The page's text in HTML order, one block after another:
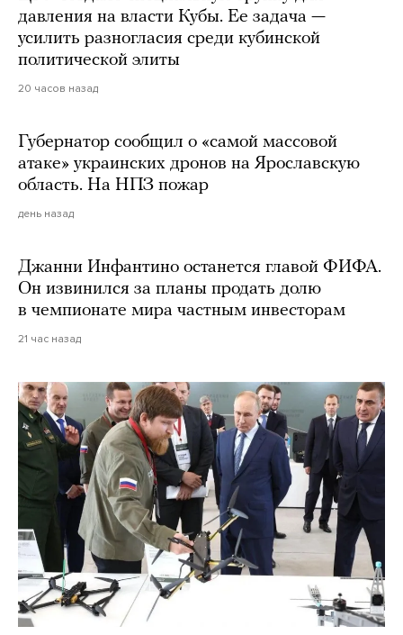
давления на власти Кубы. Ее задача —
усилить разногласия среди кубинской
политической элиты
20 часов назад
Губернатор сообщил о «самой массовой
атаке» украинских дронов на Ярославскую
область. На НПЗ пожар
день назад
Джанни Инфантино останется главой ФИФА.
Он извинился за планы продать долю
в чемпионате мира частным инвесторам
21 час назад